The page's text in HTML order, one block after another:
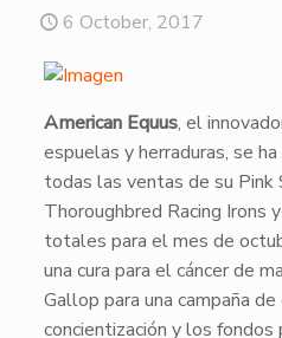
6 October, 2017
​American Equus, el
espuelas y herraduras, se
todas las ventas de su Pink
Thoroughbred Racing Irons
totales para el mes de
una cura para el cáncer de
Gallop para una campaña
concientización y los fondos